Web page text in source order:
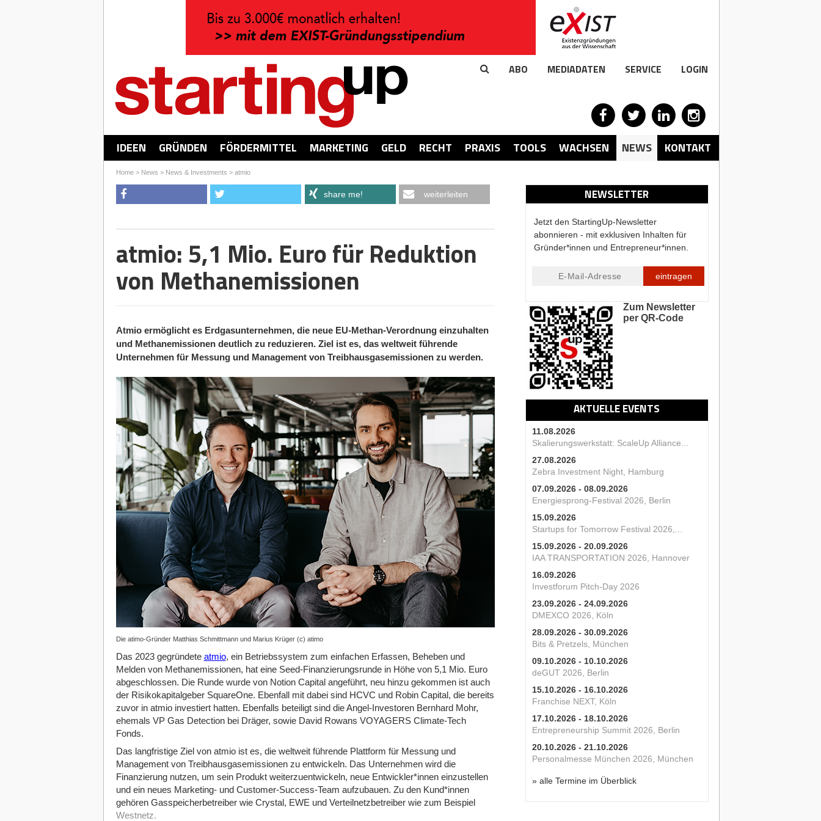
ABO MEDIADATEN SERVICE LOGIN
IDEEN GRÜNDEN FÖRDERMITTEL MARKETING GELD RECHT PRAXIS TOOLS WACHSEN NEWS KONTAKT
Home> News > News & Investments > atmio
NEWSLETTER
Jetzt den StartingUp-Newsletter
abonnieren - mit exklusiven Inhalten für
Gründer*innen und Entrepreneur*innen.
eintragen
Zum Newsletter
per QR-Code
AKTUELLE EVENTS
11.08.2026
Skalierungswerkstatt: ScaleUp Alliance...
27.08.2026
Zebra Investment Night, Hamburg
07.09.2026 - 08.09.2026
Energiesprong-Festival 2026, Berlin
15.09.2026
Startups for Tomorrow Festival 2026,...
15.09.2026 - 20.09.2026
IAA TRANSPORTATION 2026, Hannover
16.09.2026
Investforum Pitch-Day 2026
23.09.2026 - 24.09.2026
DMEXCO 2026, Köln
28.09.2026 - 30.09.2026
Bits & Pretzels, München
09.10.2026 - 10.10.2026
deGUT 2026, Berlin
15.10.2026 - 16.10.2026
Franchise NEXT, Köln
17.10.2026 - 18.10.2026
Entrepreneurship Summit 2026, Berlin
20.10.2026 - 21.10.2026
Personalmesse München 2026, München
» alle Termine im Überblick
share me! weiterleiten
atmio: 5,1 Mio. Euro für Reduktion
von Methanemissionen
Atmio ermöglicht es Erdgasunternehmen, die neue EU-Methan-Verordnung einzuhalten
und Methanemissionen deutlich zu reduzieren. Ziel ist es, das weltweit führende
Unternehmen für Messung und Management von Treibhausgasemissionen zu werden.
Die atimo-Gründer Matthias Schmittmann und Marius Krüger (c) atimo
Das 2023 gegründete atmio, ein Betriebssystem zum einfachen Erfassen, Beheben und
Melden von Methanemissionen, hat eine Seed-Finanzierungsrunde in Höhe von 5,1 Mio. Euro
abgeschlossen. Die Runde wurde von Notion Capital angeführt, neu hinzu gekommen ist auch
der Risikokapitalgeber SquareOne. Ebenfall mit dabei sind HCVC und Robin Capital, die bereits
zuvor in atmio investiert hatten. Ebenfalls beteiligt sind die Angel-Investoren Bernhard Mohr,
ehemals VP Gas Detection bei Dräger, sowie David Rowans VOYAGERS Climate-Tech
Fonds.
Das langfristige Ziel von atmio ist es, die weltweit führende Plattform für Messung und
Management von Treibhausgasemissionen zu entwickeln. Das Unternehmen wird die
Finanzierung nutzen, um sein Produkt weiterzuentwickeln, neue Entwickler*innen einzustellen
und ein neues Marketing- und Customer-Success-Team aufzubauen. Zu den Kund*innen
gehören Gasspeicherbetreiber wie Crystal, EWE und Verteilnetzbetreiber wie zum Beispiel
Westnetz.